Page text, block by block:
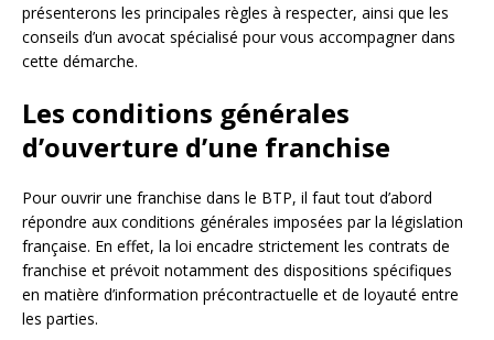
présenterons les principales règles à respecter, ainsi que les
conseils d’un avocat spécialisé pour vous accompagner dans
cette démarche.
Les conditions générales
d’ouverture d’une franchise
Pour ouvrir une franchise dans le BTP, il faut tout d’abord
répondre aux conditions générales imposées par la législation
française. En effet, la loi encadre strictement les contrats de
franchise et prévoit notamment des dispositions spécifiques
en matière d’information précontractuelle et de loyauté entre
les parties.